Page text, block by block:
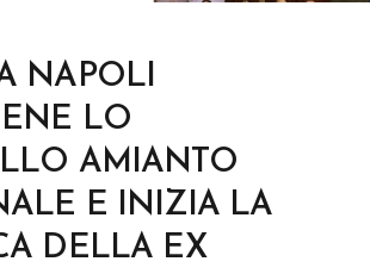
NAPOLI
LO
AMIANTO
E INIZIA LA
DELLA EX